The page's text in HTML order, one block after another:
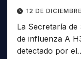
12 DE
La Secretaría
de influenza A
detectado por